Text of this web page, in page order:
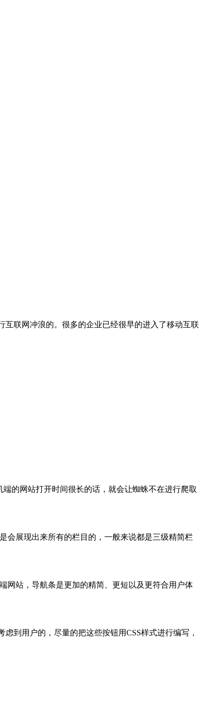
联网冲浪的。很多的企业已经很早的进入了移动互联
的网站打开时间很长的话，就会让蜘蛛不在进行爬取
会展现出来所有的栏目的，一般来说都是三级精简栏
网站，导航条是更加的精简、更短以及更符合用户体
到用户的，尽量的把这些按钮用CSS样式进行编写，